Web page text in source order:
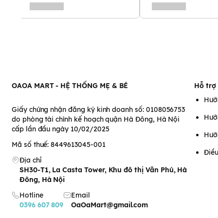
Được làm từ hỗn hợp các thành phần hữu cơ pha trộn với
OAOA MART - HỆ THỐNG MẸ & BÉ
Giấy chứng nhận đăng ký kinh doanh số: 0108056753
do phòng tài chính kế hoạch quận Hà Đông, Hà Nội
cấp lần đầu ngày 10/02/2025
Mã số thuế: 8449613045-001
Địa chỉ
SH30-T1, La Casta Tower, Khu đô thị Văn Phú, Hà
Đông, Hà Nội
Hotline
0396 607 809
Email
OaOaMart@gmail.com
Hỗ trợ